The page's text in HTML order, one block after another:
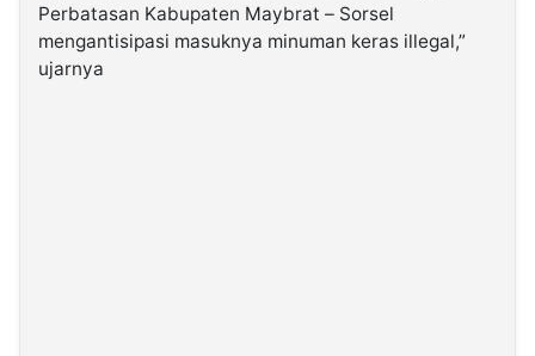
Perbatasan Kabupaten Maybrat – Sorsel
mengantisipasi masuknya minuman keras illegal,”
ujarnya